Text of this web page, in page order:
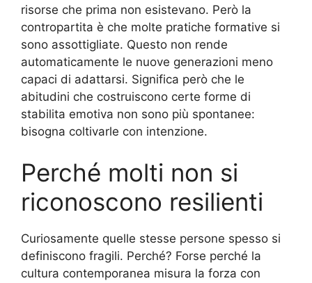
risorse che prima non esistevano. Però la
contropartita è che molte pratiche formative si
sono assottigliate. Questo non rende
automaticamente le nuove generazioni meno
capaci di adattarsi. Significa però che le
abitudini che costruiscono certe forme di
stabilita emotiva non sono più spontanee:
bisogna coltivarle con intenzione.
Perché molti non si
riconoscono resilienti
Curiosamente quelle stesse persone spesso si
definiscono fragili. Perché? Forse perché la
cultura contemporanea misura la forza con